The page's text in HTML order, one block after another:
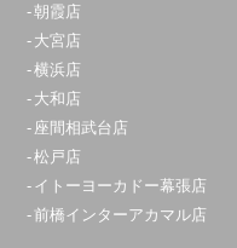
朝霞店
大宮店
横浜店
大和店
座間相武台店
松戸店
イトーヨーカドー幕張店
前橋インターアカマル店